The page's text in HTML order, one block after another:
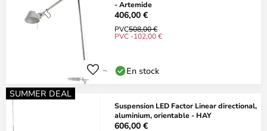
- Artemide
406,00 €
PVC508,00 €
PVC -102,00 €
En stock
SUMMER DEAL
Suspension LED Factor Linear directional,
aluminium, orientable - HAY
606,00 €